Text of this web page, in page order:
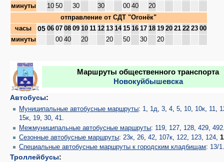
минуты
10 50 30 30 00 40
20
отправление от СДТ "Огонёк"
часы
05 06 07 08 09 10 11 12 13 14 15 16 17 18 19 20 21 22 23 00
минуты
00 40 20 20 50 30 20
Маршруты общественного транспорта
Новокуйбышевска
Автобусы:
Муниципальные автобусные маршруты: 1, 1д,3,4,5, 10, 10к, 11,
15к, 19,30,41.
Межмуниципальные автобусные маршруты: 119 127 128 ,429 ,492
Сезонные автобусные маршруты: 23к 26 ,42 107к 122 123 124 ,
Специальные автобусные маршруты к городским кладбищам: 13/1
Троллейбусы: